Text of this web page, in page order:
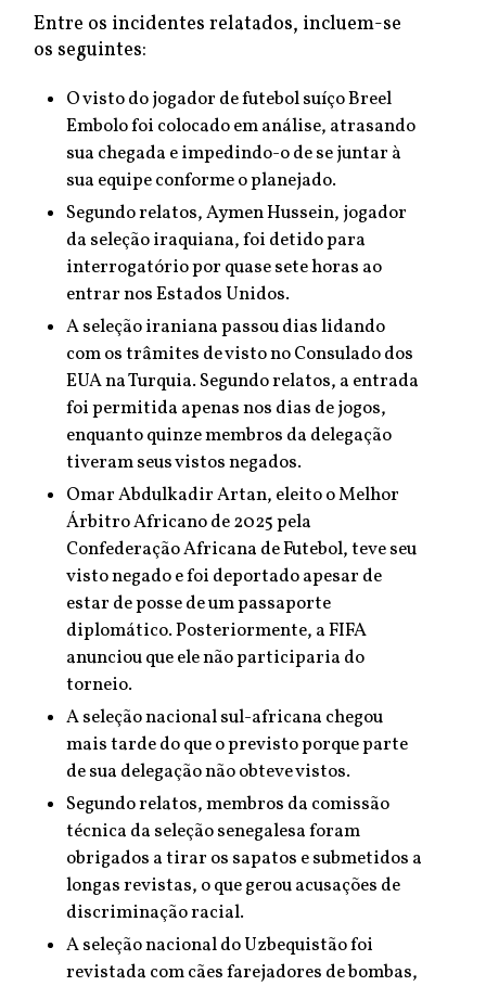
Entre os incidentes relatados, incluem-se
os seguintes:
O visto do jogador de futebol suíço Breel
Embolo foi colocado em análise, atrasando
sua chegada e impedindo-o de se juntar à
sua equipe conforme o planejado.
Segundo relatos, Aymen Hussein, jogador
da seleção iraquiana, foi detido para
interrogatório por quase sete horas ao
entrar nos Estados Unidos.
A seleção iraniana passou dias lidando
com os trâmites de visto no Consulado dos
EUA na Turquia. Segundo relatos, a entrada
foi permitida apenas nos dias de jogos,
enquanto quinze membros da delegação
tiveram seus vistos negados.
Omar Abdulkadir Artan, eleito o Melhor
Árbitro Africano de 2025 pela
Confederação Africana de Futebol, teve seu
visto negado e foi deportado apesar de
estar de posse de um passaporte
diplomático. Posteriormente, a FIFA
anunciou que ele não participaria do
torneio.
A seleção nacional sul-africana chegou
mais tarde do que o previsto porque parte
de sua delegação não obteve vistos.
Segundo relatos, membros da comissão
técnica da seleção senegalesa foram
obrigados a tirar os sapatos e submetidos a
longas revistas, o que gerou acusações de
discriminação racial.
A seleção nacional do Uzbequistão foi
revistada com cães farejadores de bombas,